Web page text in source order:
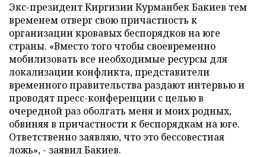
Экс-президент Киргизии Курманбек Бакиев тем
временем отверг свою причастность к
организации кровавых беспорядков на юге
страны. «Вместо того чтобы своевременно
мобилизовать все необходимые ресурсы для
локализации конфликта, представители
временного правительства раздают интервью и
проводят пресс-конференции с целью в
очередной раз оболгать меня и моих родных,
обвиняя в причастности к беспорядкам на юге.
Ответственно заявляю, что это бессовестная
ложь», - заявил Бакиев.